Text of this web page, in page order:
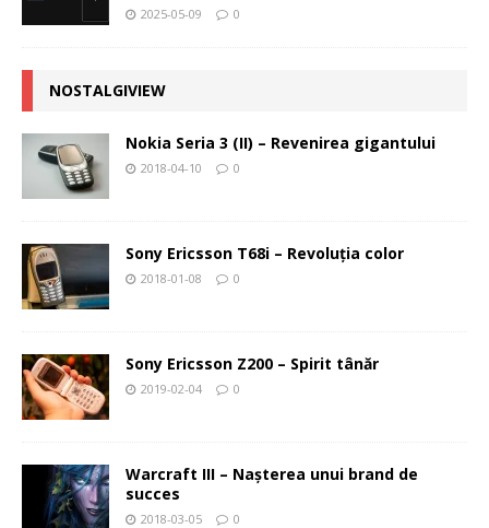
2025-05-09 0
NOSTALGIVIEW
Nokia Seria 3 (II) – Revenirea gigantului
2018-04-10 0
Sony Ericsson T68i – Revoluţia color
2018-01-08 0
Sony Ericsson Z200 – Spirit tânăr
2019-02-04 0
Warcraft III – Naşterea unui brand de
succes
2018-03-05 0